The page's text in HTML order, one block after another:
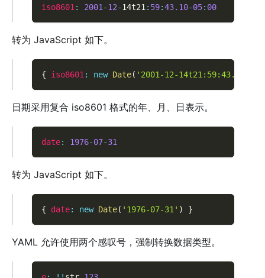
iso8601: 2001-12-14t21: 59:43.10-05: 00
转为 JavaScript 如下。
{ iso8601: new Date( '2001-12-14t21:59:43.10-
日期采用复合 iso8601 格式的年、月、日表示。
date: 1976-07-31
转为 JavaScript 如下。
{ date: new Date( '1976-07-31' ) }
YAML 允许使用两个感叹号，强制转换数据类型。